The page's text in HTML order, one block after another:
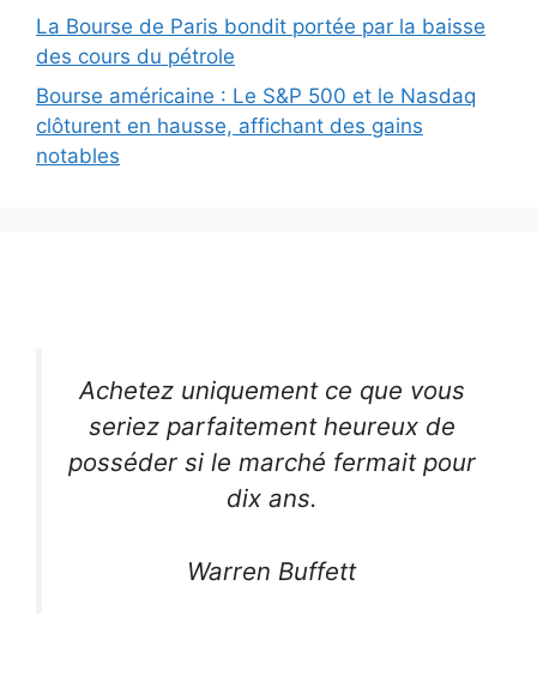
La Bourse de Paris bondit portée par la baisse
des cours du pétrole
Bourse américaine : Le S&P 500 et le Nasdaq
clôturent en hausse, affichant des gains
notables
Achetez uniquement ce que vous
seriez parfaitement heureux de
posséder si le marché fermait pour
dix ans.
Warren Buffett